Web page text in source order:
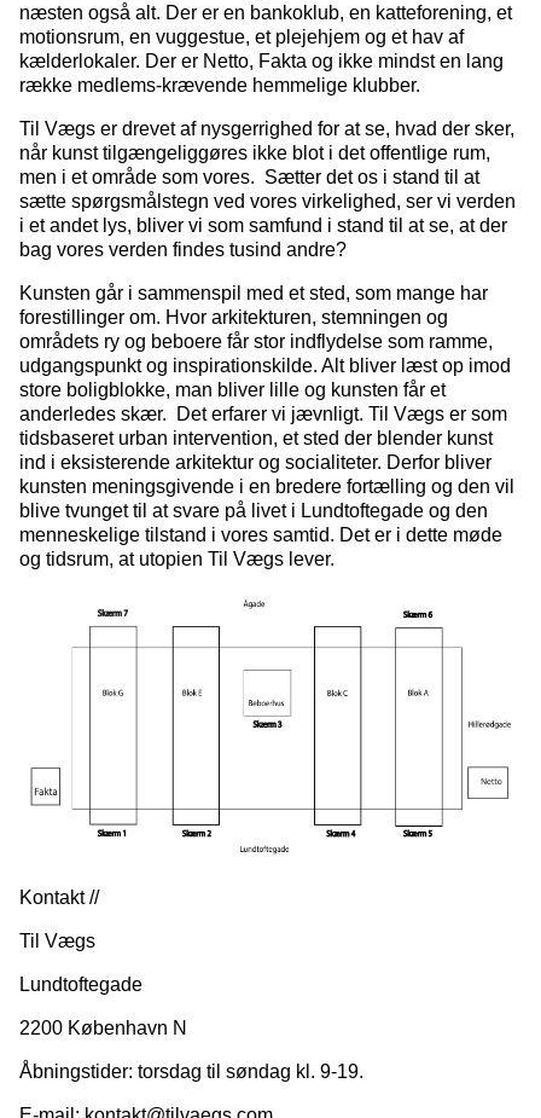
næsten også alt. Der er en bankoklub, en katteforening, et
motionsrum, en vuggestue, et plejehjem og et hav af
kælderlokaler. Der er Netto, Fakta og ikke mindst en lang
række medlems-krævende hemmelige klubber.
Til Vægs er drevet af nysgerrighed for at se, hvad der sker,
når kunst tilgængeliggøres ikke blot i det offentlige rum,
men i et område som vores. Sætter det os i stand til at
sætte spørgsmålstegn ved vores virkelighed, ser vi verden
i et andet lys, bliver vi som samfund i stand til at se, at der
bag vores verden findes tusind andre?
Kunsten går i sammenspil med et sted, som mange har
forestillinger om. Hvor arkitekturen, stemningen og
områdets ry og beboere får stor indflydelse som ramme,
udgangspunkt og inspirationskilde. Alt bliver læst op imod
store boligblokke, man bliver lille og kunsten får et
anderledes skær. Det erfarer vi jævnligt. Til Vægs er som
tidsbaseret urban intervention, et sted der blender kunst
ind i eksisterende arkitektur og socialiteter. Derfor bliver
kunsten meningsgivende i en bredere fortælling og den vil
blive tvunget til at svare på livet i Lundtoftegade og den
menneskelige tilstand i vores samtid. Det er i dette møde
og tidsrum, at utopien Til Vægs lever.
Kontakt //
Til Vægs
Lundtoftegade
2200 København N
Åbningstider: torsdag til søndag kl. 9-19.